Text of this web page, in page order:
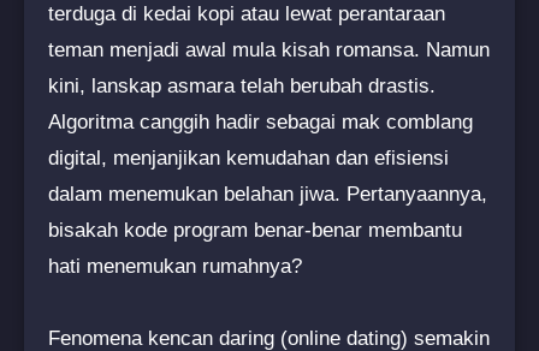
terduga di kedai kopi atau lewat perantaraan
teman menjadi awal mula kisah romansa. Namun
kini, lanskap asmara telah berubah drastis.
Algoritma canggih hadir sebagai mak comblang
digital, menjanjikan kemudahan dan efisiensi
dalam menemukan belahan jiwa. Pertanyaannya,
bisakah kode program benar-benar membantu
hati menemukan rumahnya?
Fenomena kencan daring (online dating) semakin